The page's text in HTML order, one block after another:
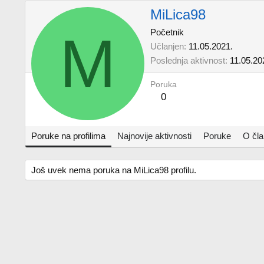
M
MiLica98
Početnik
Učlanjen 11.05.2021.
Poslednja aktivnost
Poruka
0
Poruke na profilima Najnovije aktivnosti Poruke O
Još uvek nema poruka na MiLica98 profilu.